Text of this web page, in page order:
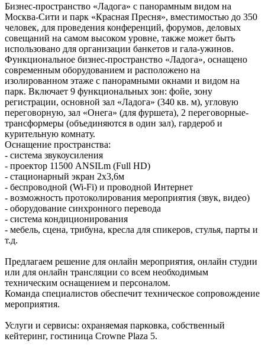
Бизнес-пространство «Ладога» с панорамным видом на
Москва-Сити и парк «Красная Пресня», вместимостью до 350
человек, для проведения конференций, форумов, деловых
совещаний на самом высоком уровне, также может быть
использовано для организации банкетов и гала-ужинов.
Функциональное бизнес-пространство «Ладога», оснащено
современным оборудованием и расположено на
изолированном этаже с панорамными окнами и видом на
парк. Включает 9 функциональных зон: фойе, зону
регистрации, основной зал «Ладога» (340 кв. м), угловую
переговорную, зал «Онега» (для фуршета), 2 переговорные-
трансформеры (объединяются в один зал), гардероб и
курительную комнату.
Оснащение пространства:
- система звукоусиления
- проектор 11500 ANSILm (Full HD)
- стационарный экран 2х3,6м
- беспроводной (Wi-Fi) и проводной Интернет
- возможность протоколирования мероприятия (звук, видео)
- оборудование синхронного перевода
- система кондиционирования
- мебель, сцена, трибуна, кресла для спикеров, стулья, парты и
т.д.
Предлагаем решение для онлайн мероприятия, онлайн студии
или для онлайн трансляции со всем необходимым
техническим оснащением и персоналом.
Команда специалистов обеспечит техническое сопровождение
мероприятия.
Услуги и сервисы: охраняемая парковка, собственный
кейтеринг, гостиница Crowne Plaza 5.